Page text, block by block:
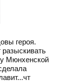
героя.
разыскивать
Мюнхенской